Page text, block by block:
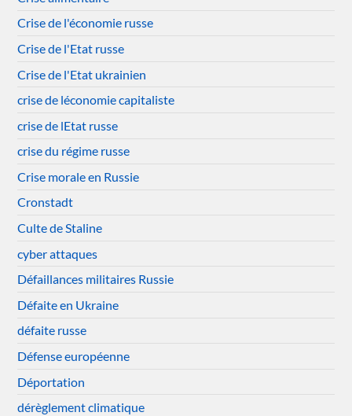
Crise de l'économie russe
Crise de l'Etat russe
Crise de l'Etat ukrainien
crise de léconomie capitaliste
crise de lEtat russe
crise du régime russe
Crise morale en Russie
Cronstadt
Culte de Staline
cyber attaques
Défaillances militaires Russie
Défaite en Ukraine
défaite russe
Défense européenne
Déportation
dérèglement climatique